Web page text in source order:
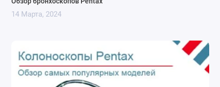
14 Марта, 2024